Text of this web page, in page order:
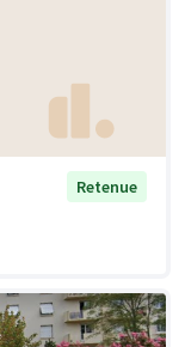
Retenue